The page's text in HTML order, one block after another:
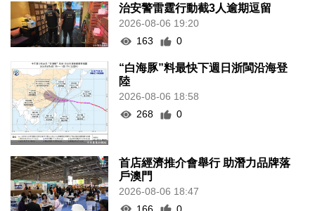
治安警雷霆行動截3人逾期逗留
2026-08-06 19:20
163
0
“白海豚”料最快下週日浙閩沿海登
陸
2026-08-06 18:58
268
0
首店經濟推介會舉行 助潛力品牌落
戶澳門
2026-08-06 18:47